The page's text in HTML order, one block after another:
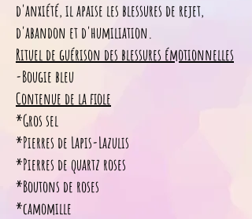
d'anxiété, il apaise les blessures de rejet,
d'abandon et d'humiliation.
Rituel de guérison des blessures émotionnelles
-Bougie bleu
Contenue de la fiole
*Gros sel
*Pierres de Lapis-Lazulis
*Pierres de quartz roses
*Boutons de roses
*camomille